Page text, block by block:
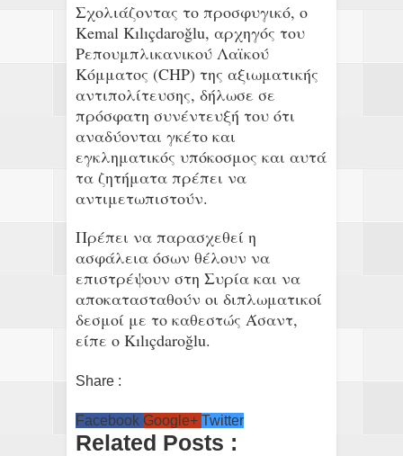
Σχολιάζοντας το προσφυγικό, ο
Kemal Kılıçdaroğlu, αρχηγός του
Ρεπουμπλικανικού Λαϊκού
Κόμματος (CHP) της αξιωματικής
αντιπολίτευσης, δήλωσε σε
πρόσφατη συνέντευξή του ότι
αναδύονται γκέτο και
εγκληματικός υπόκοσμος και αυτά
τα ζητήματα πρέπει να
αντιμετωπιστούν.
Πρέπει να παρασχεθεί η
ασφάλεια όσων θέλουν να
επιστρέψουν στη Συρία και να
αποκατασταθούν οι διπλωματικοί
δεσμοί με το καθεστώς Άσαντ,
είπε ο Kılıçdaroğlu.
Share :
Facebook Google+ Twitter
Related Posts :